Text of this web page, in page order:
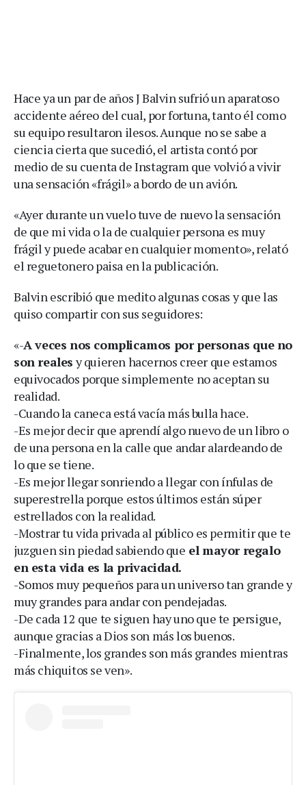
Hace ya un par de años J Balvin sufrió un aparatoso
accidente aéreo del cual, por fortuna, tanto él como
su equipo resultaron ilesos. Aunque no se sabe a
ciencia cierta que sucedió, el artista contó por
medio de su cuenta de Instagram que volvió a vivir
una sensación «frágil» a bordo de un avión.
«Ayer durante un vuelo tuve de nuevo la sensación
de que mi vida o la de cualquier persona es muy
frágil y puede acabar en cualquier momento», relató
el reguetonero paisa en la publicación.
Balvin escribió que medito algunas cosas y que las
quiso compartir con sus seguidores:
«-A veces nos complicamos por personas que no
son reales y quieren hacernos creer que estamos
equivocados porque simplemente no aceptan su
realidad.
-Cuando la caneca está vacía más bulla hace.
-Es mejor decir que aprendí algo nuevo de un libro o
de una persona en la calle que andar alardeando de
lo que se tiene.
-Es mejor llegar sonriendo a llegar con ínfulas de
superestrella porque estos últimos están súper
estrellados con la realidad.
-Mostrar tu vida privada al público es permitir que te
juzguen sin piedad sabiendo que el mayor regalo
en esta vida es la privacidad.
-Somos muy pequeños para un universo tan grande y
muy grandes para andar con pendejadas.
-De cada 12 que te siguen hay uno que te persigue,
aunque gracias a Dios son más los buenos.
-Finalmente, los grandes son más grandes mientras
más chiquitos se ven».